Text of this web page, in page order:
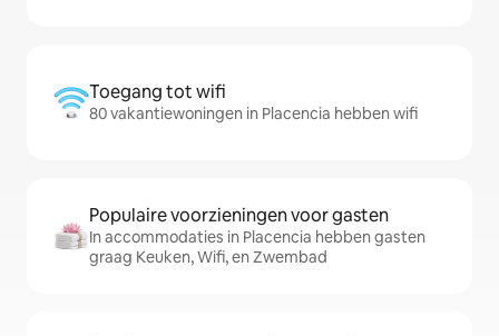
Toegang tot wifi
80 vakantiewoningen in Placencia hebben wifi
Populaire voorzieningen voor gasten
In accommodaties in Placencia hebben gasten
graag Keuken, Wifi, en Zwembad